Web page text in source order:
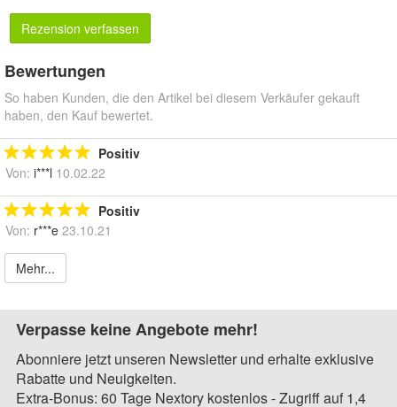
Rezension verfassen
Bewertungen
So haben Kunden, die den Artikel bei diesem Verkäufer gekauft
haben, den Kauf bewertet.
Positiv
Von: i***l 10.02.22
Positiv
Von: r***e 23.10.21
Mehr...
Verpasse keine Angebote mehr!
Abonniere jetzt unseren Newsletter und erhalte exklusive
Rabatte und Neuigkeiten.
Extra-Bonus: 60 Tage Nextory kostenlos - Zugriff auf 1,4